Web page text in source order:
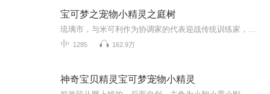
宝可梦之宠物小精灵之庭树
1285 162.9万
神奇宝贝精灵宝可梦宠物小精灵